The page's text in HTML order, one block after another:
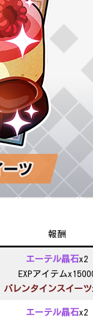
報酬
エーテル晶石x2
EXPアイテム
バレンタインスイーツ
エーテル晶石x2